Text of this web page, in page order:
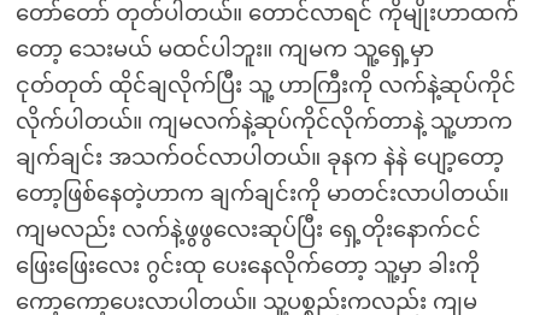
တော်တော် တုတ်ပါတယ်။ တောင်လာရင် ကိုမျိုးဟာထက်
တော့ သေးမယ် မထင်ပါဘူး။ ကျမက သူ့ရှေ့မှာ
ငုတ်တုတ် ထိုင်ချလိုက်ပြီး သူ့ ဟာကြီးကို လက်နဲ့ဆုပ်ကိုင်
လိုက်ပါတယ်။ ကျမလက်နဲ့ဆုပ်ကိုင်လိုက်တာနဲ့ သူ့ဟာက
ချက်ချင်း အသက်ဝင်လာပါတယ်။ ခုနက နဲနဲ ပျော့တော့
တော့ဖြစ်နေတဲ့ဟာက ချက်ချင်းကို မာတင်းလာပါတယ်။
ကျမလည်း လက်နဲ့ဖွဖွလေးဆုပ်ပြီး ရှေ့တိုးနောက်ငင်
ဖြေးဖြေးလေး ဂွင်းထု ပေးနေလိုက်တော့ သူ့မှာ ခါးကို
ကော့ကော့ပေးလာပါတယ်။ သူ့ပစ္စည်းကလည်း ကျမ